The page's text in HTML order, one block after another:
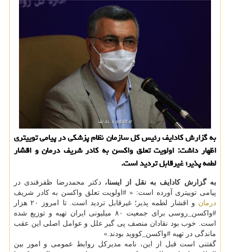
به گزارش کادایف رئیس کل سازمان نظام پزشکی در پیامی توییتری
اظهار داشت: اولویت تعلق واکسن به کادر شریف درمان و اقشار
لطمه پذیر؛ غیرقابل تردید است.
به گزارش کادایف به نقل از ایسنا،دکتر محمدرضا ظفرقندی در
پیامی توییتری آورده است: « #اولویت تعلق واکسن به کادر شریف
درمان
و اقشار لطمه پذیر؛ غیرقابل تردید است. تا امروز ۲۰ هزار
‎#واکسن_روسی برای جمعیت ۸۰ میلیونی ایران تهیه و توزیع شده
است. خوب بود نقادان منصف پی گیر علل و عوامل اصلی این عقب
ماندگی در تهیه ‎#واکسن_کووید بودند.»
گفتنی است قبل از این، نامه مدیرکل روابط عمومی و امور بین